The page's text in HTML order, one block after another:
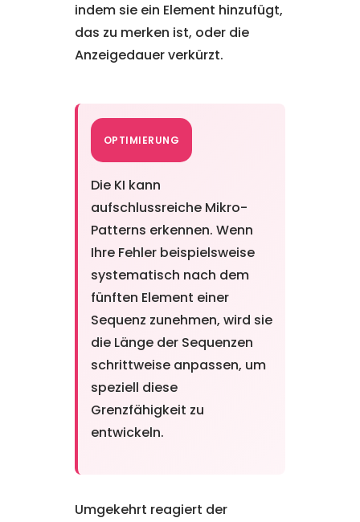
indem sie ein Element hinzufügt,
das zu merken ist, oder die
Anzeigedauer verkürzt.
OPTIMIERUNG
Die KI kann
aufschlussreiche Mikro-
Patterns erkennen. Wenn
Ihre Fehler beispielsweise
systematisch nach dem
fünften Element einer
Sequenz zunehmen, wird sie
die Länge der Sequenzen
schrittweise anpassen, um
speziell diese
Grenzfähigkeit zu
entwickeln.
Umgekehrt reagiert der